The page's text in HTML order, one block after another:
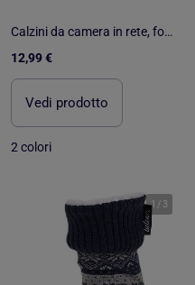
Calzini da camera in rete, foderato in sherpa, antiscivolo donna Isotoner
12,99 €
Vedi prodotto
2 colori
1 / 3